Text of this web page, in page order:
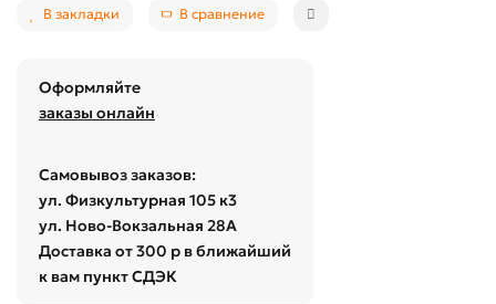
В закладки В сравнение
Оформляйте
заказы онлайн
Самовывоз заказов:
ул. Физкультурная 105 к3
ул. Ново-Вокзальная 28А
Доставка от 300 р в ближайший
к вам пункт СДЭК